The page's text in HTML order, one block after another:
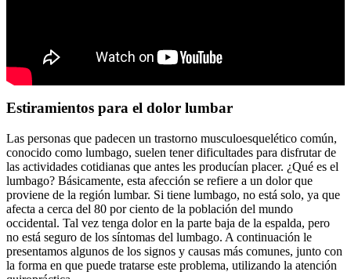
Estiramientos para el dolor lumbar
Las personas que padecen un trastorno musculoesquelético común,
conocido como lumbago, suelen tener dificultades para disfrutar de
las actividades cotidianas que antes les producían placer. ¿Qué es el
lumbago? Básicamente, esta afección se refiere a un dolor que
proviene de la región lumbar. Si tiene lumbago, no está solo, ya que
afecta a cerca del 80 por ciento de la población del mundo
occidental. Tal vez tenga dolor en la parte baja de la espalda, pero
no está seguro de los síntomas del lumbago. A continuación le
presentamos algunos de los signos y causas más comunes, junto con
la forma en que puede tratarse este problema, utilizando la atención